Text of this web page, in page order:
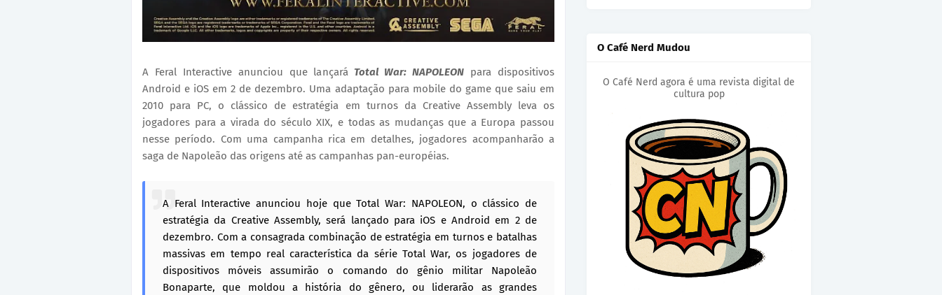
A Feral Interactive anunciou que lançará Total War: NAPOLEON para dispositivos
Android e iOS em 2 de dezembro. Uma adaptação para mobile do game que saiu em
2010 para PC, o clássico de estratégia em turnos da Creative Assembly leva os
jogadores para a virada do século XIX, e todas as mudanças que a Europa passou
nesse período. Com uma campanha rica em detalhes, jogadores acompanharão a
saga de Napoleão das origens até as campanhas pan-européias.
A Feral Interactive anunciou hoje que Total War: NAPOLEON, o clássico de
estratégia da Creative Assembly, será lançado para iOS e Android em 2 de
dezembro. Com a consagrada combinação de estratégia em turnos e batalhas
massivas em tempo real característica da série Total War, os jogadores de
dispositivos móveis assumirão o comando do gênio militar Napoleão
Bonaparte, que moldou a história do gênero, ou liderarão as grandes
O Café Nerd Mudou
O Café Nerd agora é uma revista digital de
cultura pop